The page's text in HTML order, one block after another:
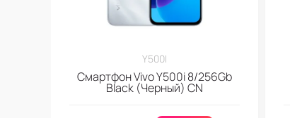
Y500I
Смартфон Vivo Y500i 8/256Gb
Black (Черный) CN